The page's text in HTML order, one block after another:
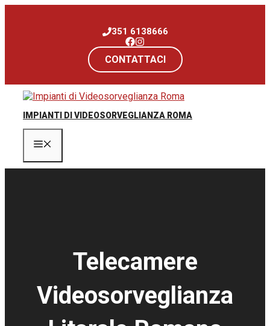
351 6138666
CONTATTACI
IMPIANTI DI VIDEOSORVEGLIANZA ROMA
Telecamere
Videosorveglianza